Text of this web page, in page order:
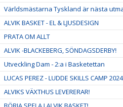
Världsmästarna Tyskland är nästa
ALVIK BASKET - EL & LJUSDESIGN
PRATA OM ALLT
ALVIK -BLACKEBERG, SÖNDAGSDERBY!
Utveckling Dam - 2:a i Basketettan
LUCAS PEREZ - LUDDE SKILLS CAMP 2024
ALVIKS VÄXTHUS LEVERERAR!